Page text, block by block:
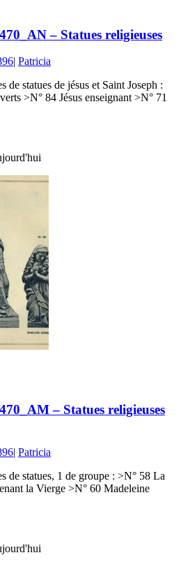
– Statues religieuses
| Patricia
de statues de jésus et Saint Joseph :
>N° 84 Jésus enseignant >N° 71
– Statues religieuses
| Patricia
de statues, 1 de groupe : >N° 58 La
la Vierge >N° 60 Madeleine